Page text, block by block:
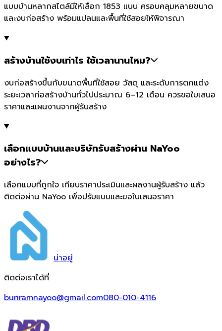
แบบบ้านหลากสไตล์มีให้เลือก 1853 แบบ ครอบคลุมหลายขนาด
และงบก่อสร้าง พร้อมแปลนและพื้นที่ใช้สอยให้พิจารณา
สร้างบ้านใช้งบเท่าไร ใช้เวลานานไหม?
งบก่อสร้างขึ้นกับขนาดพื้นที่ใช้สอย วัสดุ และระดับการตกแต่ง
ระยะเวลาก่อสร้างบ้านทั่วไปประมาณ 6–12 เดือน ควรขอใบเสนอ
ราคาและแผนงานจากผู้รับสร้าง
เลือกแบบบ้านและบริษัทรับสร้างผ่าน NaYoo
อย่างไร?
เลือกแบบที่ถูกใจ เทียบราคาประเมินและผลงานผู้รับสร้าง แล้ว
ติดต่อผ่าน NaYoo เพื่อปรับแบบและขอใบเสนอราคา
น่าอยู่
ติดต่อเราได้ที่
buriramnayoo@gmail.com080-010-4116